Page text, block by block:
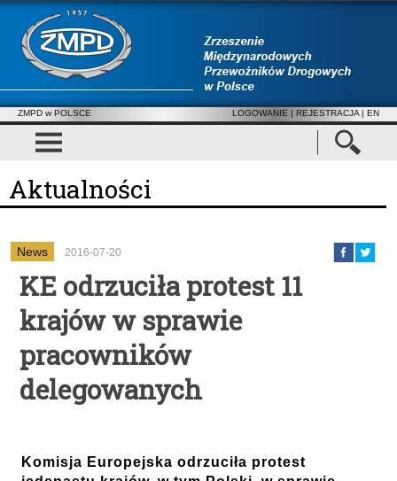
ZMPD w POLSCE LOGOWANIE | REJESTRACJA | EN
Aktualności
News 2016-07-20
KE odrzuciła protest 11
krajów w sprawie
pracowników
delegowanych
Komisja Europejska odrzuciła protest